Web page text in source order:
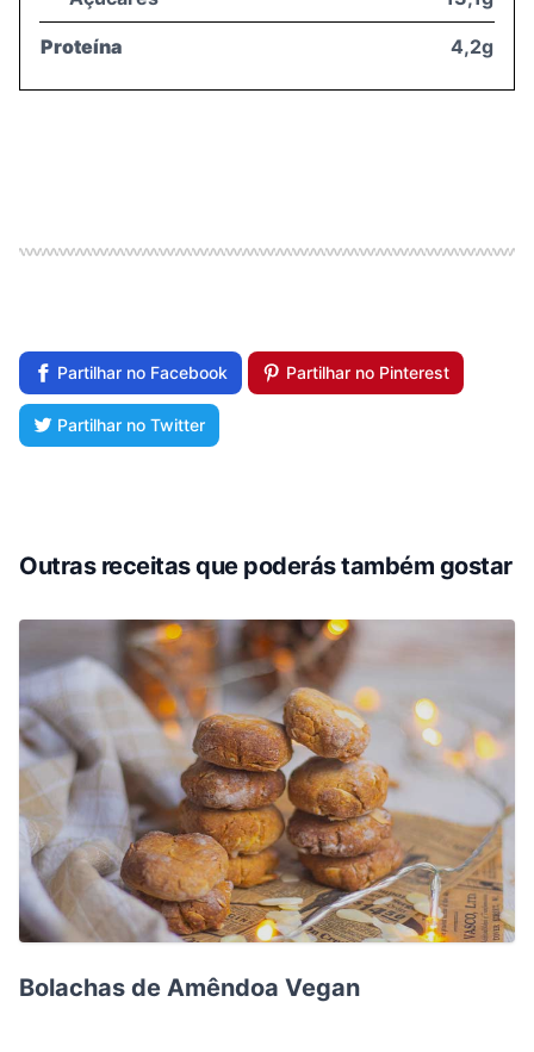
Proteína 4,2g
Partilhar no Facebook Partilhar no Pinterest
Partilhar no Twitter
Outras receitas que poderás também gostar
Bolachas de Amêndoa Vegan